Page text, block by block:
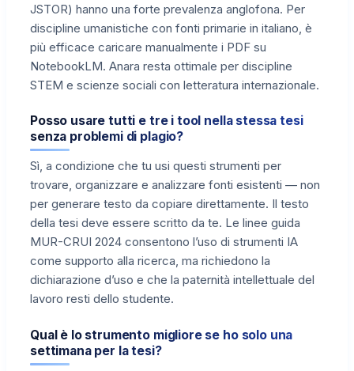
JSTOR) hanno una forte prevalenza anglofona. Per
discipline umanistiche con fonti primarie in italiano, è
più efficace caricare manualmente i PDF su
NotebookLM. Anara resta ottimale per discipline
STEM e scienze sociali con letteratura internazionale.
Posso usare tutti e tre i tool nella stessa tesi
senza problemi di plagio?
Sì, a condizione che tu usi questi strumenti per
trovare, organizzare e analizzare fonti esistenti — non
per generare testo da copiare direttamente. Il testo
della tesi deve essere scritto da te. Le linee guida
MUR-CRUI 2024 consentono l’uso di strumenti IA
come supporto alla ricerca, ma richiedono la
dichiarazione d’uso e che la paternità intellettuale del
lavoro resti dello studente.
Qual è lo strumento migliore se ho solo una
settimana per la tesi?